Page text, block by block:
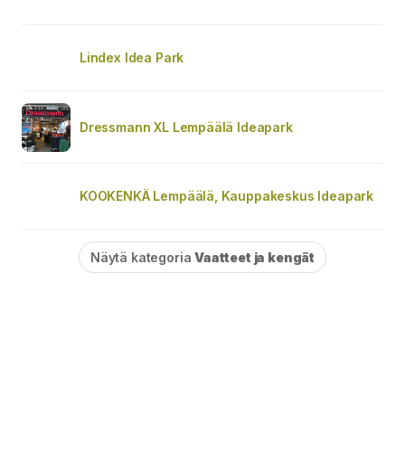
Lindex Idea Park
Dressmann XL Lempäälä Ideapark
KOOKENKÄ Lempäälä, Kauppakeskus Ideapark
Näytä kategoriaVaatteet ja kengät